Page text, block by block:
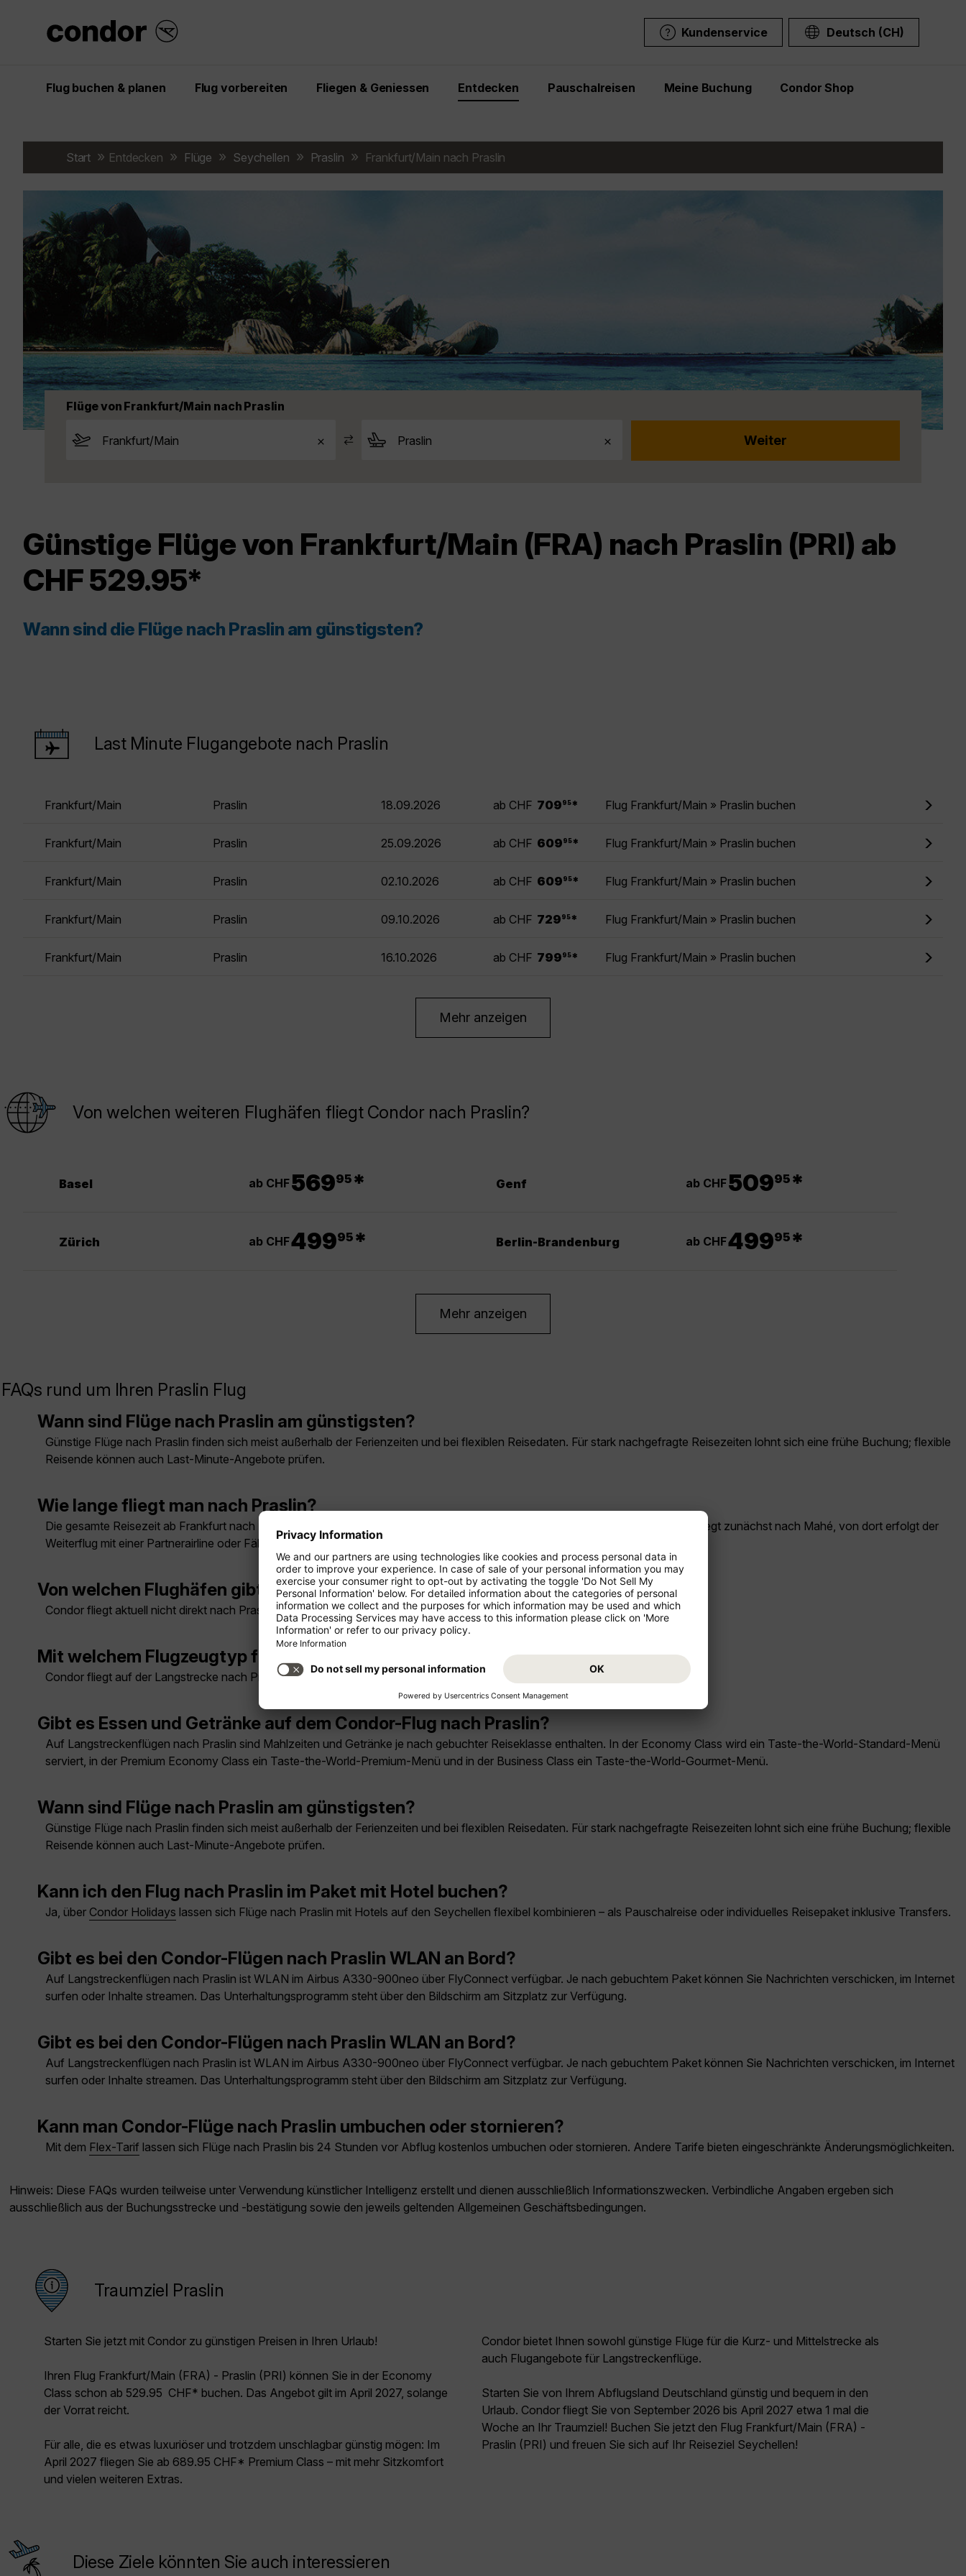
Kundenservice Deutsch (CH)
Flug buchen & planen Flug vorbereiten Fliegen & Geniessen Entdecken Pauschalreisen Meine Buchung Condor Shop
Start Entdecken Flüge Seychellen Praslin Frankfurt/Main nach Praslin
Flüge von Frankfurt/Main nach Praslin
Günstige Flüge von Frankfurt/Main (FRA) nach Praslin (PRI) ab
CHF 529.95*
Wann sind die Flüge nach Praslin am günstigsten?
Last Minute Flugangebote nach Praslin
Frankfurt/Main Praslin 18.09.2026 ab CHF 709 95 * Flug Frankfurt/Main » Praslin buchen
Frankfurt/Main Praslin 25.09.2026 ab CHF 609 95 * Flug Frankfurt/Main » Praslin buchen
Frankfurt/Main Praslin 02.10.2026 ab CHF 609 95 * Flug Frankfurt/Main » Praslin buchen
Frankfurt/Main Praslin 09.10.2026 ab CHF 729 95 * Flug Frankfurt/Main » Praslin buchen
Frankfurt/Main Praslin 16.10.2026 ab CHF 799 95 * Flug Frankfurt/Main » Praslin buchen
Mehr anzeigen
Von welchen weiteren Flughäfen fliegt Condor nach Praslin?
Basel ab CHF56995 * Genf ab CHF50995 *
Zürich ab CHF49995 * Berlin-Brandenburg ab CHF49995 *
Mehr anzeigen
FAQs rund um Ihren Praslin Flug
Wann sind Flüge nach Praslin am günstigsten?
Günstige Flüge nach Praslin finden sich meist außerhalb der Ferienzeiten und bei flexiblen Reisedaten. Für stark nachgefragte Reisezeiten lohnt sich eine frühe Buchung; flexible
Reisende können auch Last-Minute-Angebote prüfen.
Wie lange fliegt man nach Praslin?
Die gesamte Reisezeit ab Frankfurt nach Praslin beträgt je nach Verbindung und Umsteigezeit rund 18 bis 24 Stunden. Condor fliegt zunächst nach Mahé, von dort erfolgt der
Weiterflug mit einer Partnerairline oder Fähre.
Von welchen Flughäfen gibt es Flüge nach Praslin?
Condor fliegt aktuell nicht direkt nach Praslin. Sie erreichen Praslin jedoch mit Condor über Umsteigeverbindungen ab Frankfurt.
Mit welchem Flugzeugtyp fliegt Condor nach Praslin?
Condor fliegt auf der Langstrecke nach Praslin mit dem Airbus A330-900neo.
Gibt es Essen und Getränke auf dem Condor-Flug nach Praslin?
Auf Langstreckenflügen nach Praslin sind Mahlzeiten und Getränke je nach gebuchter Reiseklasse enthalten. In der Economy Class wird ein Taste-the-World-Standard-Menü
serviert, in der Premium Economy Class ein Taste-the-World-Premium-Menü und in der Business Class ein Taste-the-World-Gourmet-Menü.
Wann sind Flüge nach Praslin am günstigsten?
Günstige Flüge nach Praslin finden sich meist außerhalb der Ferienzeiten und bei flexiblen Reisedaten. Für stark nachgefragte Reisezeiten lohnt sich eine frühe Buchung; flexible
Reisende können auch Last-Minute-Angebote prüfen.
Kann ich den Flug nach Praslin im Paket mit Hotel buchen?
Ja, über Condor Holidays lassen sich Flüge nach Praslin mit Hotels auf den Seychellen flexibel kombinieren – als Pauschalreise oder individuelles Reisepaket inklusive Transfers.
Gibt es bei den Condor-Flügen nach Praslin WLAN an Bord?
Auf Langstreckenflügen nach Praslin ist WLAN im Airbus A330-900neo über FlyConnect verfügbar. Je nach gebuchtem Paket können Sie Nachrichten verschicken, im Internet
surfen oder Inhalte streamen. Das Unterhaltungsprogramm steht über den Bildschirm am Sitzplatz zur Verfügung.
Gibt es bei den Condor-Flügen nach Praslin WLAN an Bord?
Auf Langstreckenflügen nach Praslin ist WLAN im Airbus A330-900neo über FlyConnect verfügbar. Je nach gebuchtem Paket können Sie Nachrichten verschicken, im Internet
surfen oder Inhalte streamen. Das Unterhaltungsprogramm steht über den Bildschirm am Sitzplatz zur Verfügung.
Kann man Condor-Flüge nach Praslin umbuchen oder stornieren?
Mit dem Flex-Tarif lassen sich Flüge nach Praslin bis 24 Stunden vor Abflug kostenlos umbuchen oder stornieren. Andere Tarife bieten eingeschränkte Änderungsmöglichkeiten.
Hinweis: Diese FAQs wurden teilweise unter Verwendung künstlicher Intelligenz erstellt und dienen ausschließlich Informationszwecken. Verbindliche Angaben ergeben sich
ausschließlich aus der Buchungsstrecke und -bestätigung sowie den jeweils geltenden Allgemeinen Geschäftsbedingungen.
Traumziel Praslin
Starten Sie jetzt mit Condor zu günstigen Preisen in Ihren Urlaub!
Ihren Flug Frankfurt/Main (FRA) - Praslin (PRI) können Sie in der Economy
Class schon ab 529.95 CHF* buchen. Das Angebot gilt im April 2027, solange
der Vorrat reicht.
Für alle, die es etwas luxuriöser und trotzdem unschlagbar günstig mögen: Im
April 2027 fliegen Sie ab 689.95 CHF* Premium Class – mit mehr Sitzkomfort
und vielen weiteren Extras.
Condor bietet Ihnen sowohl günstige Flüge für die Kurz- und Mittelstrecke als
auch Flugangebote für Langstreckenflüge.
Starten Sie von Ihrem Abflugsland Deutschland günstig und bequem in den
Urlaub. Condor fliegt Sie von September 2026 bis April 2027 etwa 1 mal die
Woche an Ihr Traumziel! Buchen Sie jetzt den Flug Frankfurt/Main (FRA) -
Praslin (PRI) und freuen Sie sich auf Ihr Reiseziel Seychellen!
Diese Ziele könnten Sie auch interessieren